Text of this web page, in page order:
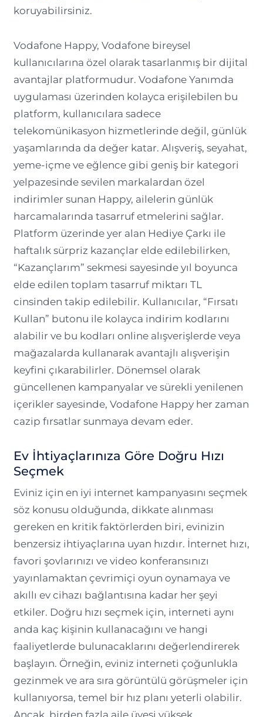
koruyabilirsiniz.
Vodafone Happy, Vodafone bireysel
kullanıcılarına özel olarak tasarlanmış bir dijital
avantajlar platformudur. Vodafone Yanımda
uygulaması üzerinden kolayca erişilebilen bu
platform, kullanıcılara sadece
telekomünikasyon hizmetlerinde değil, günlük
yaşamlarında da değer katar. Alışveriş, seyahat,
yeme-içme ve eğlence gibi geniş bir kategori
yelpazesinde sevilen markalardan özel
indirimler sunan Happy, ailelerin günlük
harcamalarında tasarruf etmelerini sağlar.
Platform üzerinde yer alan Hediye Çarkı ile
haftalık sürpriz kazançlar elde edilebilirken,
“Kazançlarım” sekmesi sayesinde yıl boyunca
elde edilen toplam tasarruf miktarı TL
cinsinden takip edilebilir. Kullanıcılar, “Fırsatı
Kullan” butonu ile kolayca indirim kodlarını
alabilir ve bu kodları online alışverişlerde veya
mağazalarda kullanarak avantajlı alışverişin
keyfini çıkarabilirler. Dönemsel olarak
güncellenen kampanyalar ve sürekli yenilenen
içerikler sayesinde, Vodafone Happy her zaman
cazip fırsatlar sunmaya devam eder.
Ev İhtiyaçlarınıza Göre Doğru Hızı
Seçmek
Eviniz için en iyi internet kampanyasını seçmek
söz konusu olduğunda, dikkate alınması
gereken en kritik faktörlerden biri, evinizin
benzersiz ihtiyaçlarına uyan hızdır. İnternet hızı,
favori şovlarınızı ve video konferansınızı
yayınlamaktan çevrimiçi oyun oynamaya ve
akıllı ev cihazı bağlantısına kadar her şeyi
etkiler. Doğru hızı seçmek için, interneti aynı
anda kaç kişinin kullanacağını ve hangi
faaliyetlerde bulunacaklarını değerlendirerek
başlayın. Örneğin, eviniz interneti çoğunlukla
gezinmek ve ara sıra görüntülü görüşmeler için
kullanıyorsa, temel bir hız planı yeterli olabilir.
Ancak, birden fazla aile üyesi yüksek